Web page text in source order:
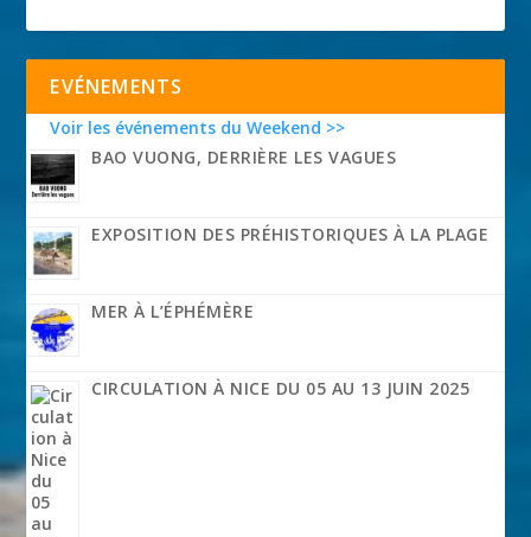
EVÉNEMENTS
Voir les événements du Weekend >>
BAO VUONG, DERRIÈRE LES VAGUES
EXPOSITION DES PRÉHISTORIQUES À LA PLAGE
MER À L’ÉPHÉMÈRE
CIRCULATION À NICE DU 05 AU 13 JUIN 2025